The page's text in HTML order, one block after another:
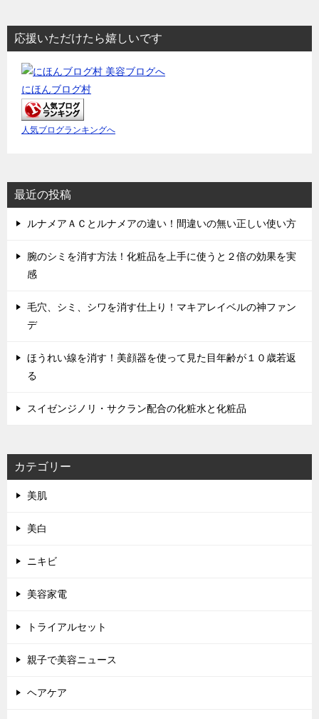
応援いただけたら嬉しいです
にほんブログ村
人気ブログランキングへ
最近の投稿
ルナメアＡＣとルナメアの違い！間違いの無い正しい使い方
腕のシミを消す方法！化粧品を上手に使うと２倍の効果を実
感
毛穴、シミ、シワを消す仕上り！マキアレイベルの神ファン
デ
ほうれい線を消す！美顔器を使って見た目年齢が１０歳若返
る
スイゼンジノリ・サクラン配合の化粧水と化粧品
カテゴリー
美肌
美白
ニキビ
美容家電
トライアルセット
親子で美容ニュース
ヘアケア